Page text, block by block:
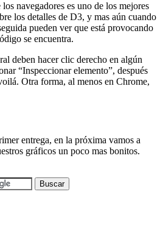
navegadores es uno de los mejores
los detalles de D3, y mas aún cuando
pueden ver que está provocando
se encuentra.
deben hacer clic derecho en algún
“Inspeccionar elemento”, después
Otra forma, al menos en Chrome,
entrega, en la próxima vamos a
gráficos un poco mas bonitos.